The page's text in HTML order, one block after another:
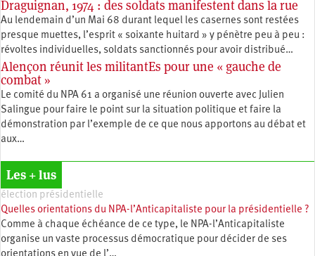
Draguignan, 1974 : des soldats manifestent dans la rue
Au lendemain d’un Mai 68 durant lequel les casernes sont restées
presque muettes, l’esprit « soixante huitard » y pénètre peu à peu :
révoltes individuelles, soldats sanctionnés pour avoir distribué…
Alençon réunit les militantEs pour une « gauche de
combat »
Le comité du NPA 61 a organisé une réunion ouverte avec Julien
Salingue pour faire le point sur la situation politique et faire la
démonstration par l’exemple de ce que nous apportons au débat et
aux…
Les + lus
élection présidentielle
Quelles orientations du NPA-l’Anticapitaliste pour la présidentielle ?
Comme à chaque échéance de ce type, le NPA-l’Anticapitaliste
organise un vaste processus démocratique pour décider de ses